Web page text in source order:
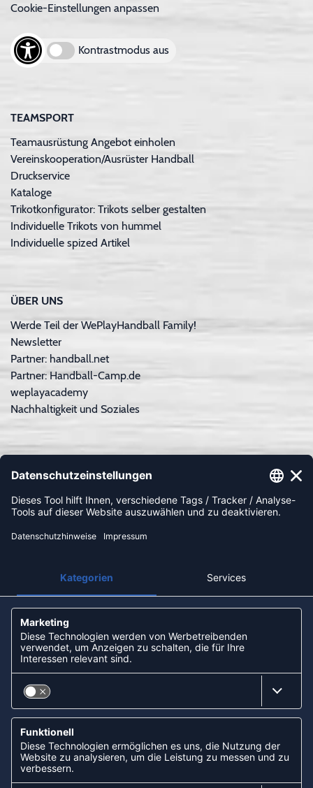
Cookie-Einstellungen anpassen
Kontrastmodus aus
TEAMSPORT
Teamausrüstung Angebot einholen
Vereinskooperation/Ausrüster Handball
Druckservice
Kataloge
Trikotkonfigurator: Trikots selber gestalten
Individuelle Trikots von hummel
Individuelle spized Artikel
ÜBER UNS
Werde Teil der WePlayHandball Family!
Newsletter
Partner: handball.net
Partner: Handball-Camp.de
weplayacademy
Nachhaltigkeit und Soziales
Apple Pay
Kreditkarte
NEWSLETTER
KOOPERATIONEN